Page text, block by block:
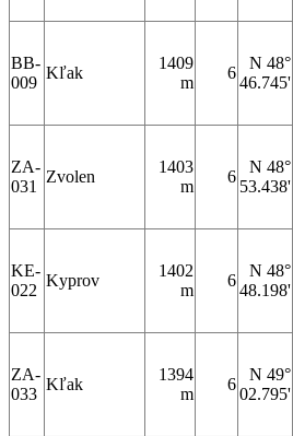
BB-
009
Kľak
1409
m
6
N 48°
46.745'
ZA-
031
Zvolen
1403
m
6
N 48°
53.438'
KE-
022
Kyprov
1402
m
6
N 48°
48.198'
ZA-
033
Kľak
1394
m
6
N 49°
02.795'